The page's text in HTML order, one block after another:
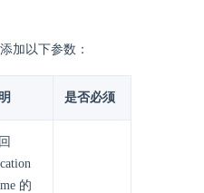
加以下参数：
是否必须
的